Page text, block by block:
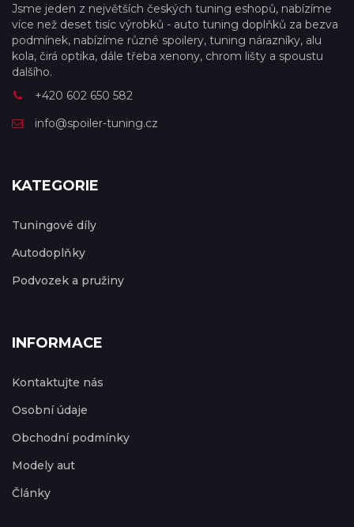
Jsme jeden z největších českých tuning eshopů, nabízíme
více než deset tisíc výrobků - auto tuning doplňků za bezva
podmínek, nabízíme různé spoilery, tuning nárazníky, alu
kola, čirá optika, dále třeba xenony, chrom lišty a spoustu
dalšího.
+420 602 650 582
info@spoiler-tuning.cz
KATEGORIE
Tuningové díly
Autodoplňky
Podvozek a pružiny
INFORMACE
Kontaktujte nás
Osobní údaje
Obchodní podmínky
Modely aut
Články